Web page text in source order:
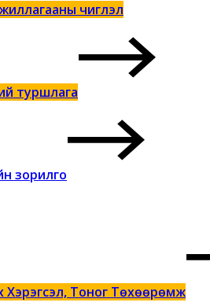
чиглэл
туршлага
зорилго
Хэрэгсэл, Тоног Төхөөрөмж